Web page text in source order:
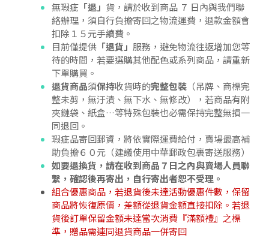
無瑕疵 「退」 貨，請於收到商品 ７ 日內與我們聯
絡辦理，須自行負擔寄回之物流運費，退款金額會
扣除１５元手續費。
目前僅提供 「退貨」 服務，避免物流往返增加您等
待的時間，若要選購其他配色或系列商品，請重新
下單購買。
退貨商品須保持收貨時的完整包裝 （吊牌、商標完
整未剪，無汙漬、無下水、無修改），若商品有附
夾鏈袋、紙盒…等特殊包裝也必需保持完整無損一
同退回。
瑕疵品寄回郵資，將依實際運費給付，賣場最高補
助負擔６０元（建議使用中華郵政包裹寄送服務）
如要退換貨，請在收到商品７日之內與賣場人員聯
繫，確認後再寄出，自行寄出者恕不受理。
組合優惠商品，若退貨後未達活動優惠件數，保留
商品將恢復原價，差額從退貨金額直接扣除。若退
貨後訂單保留金額未達當次消費『滿額禮』之標
準，贈品需連同退貨商品一併寄回